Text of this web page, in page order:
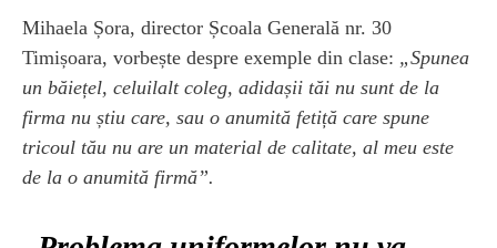
Mihaela Șora, director Școala Generală nr. 30
Timișoara, vorbește despre exemple din clase: „Spunea
un băiețel, celuilalt coleg, adidașii tăi nu sunt de la
firma nu știu care, sau o anumită fetiță care spune
tricoul tău nu are un material de calitate, al meu este
de la o anumită firmă”.